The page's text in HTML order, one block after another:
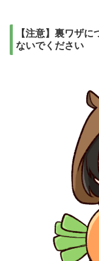
【注意】裏ワザ
ないでください